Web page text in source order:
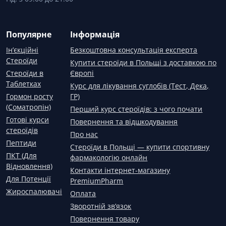
Популярне
Ін’єкційні
Стероїди
Стероїди в
Таблетках
Гормон росту
(Соматропін)
Готові курси
стероїдів
Пептиди
ПКТ (Для
Відновлення)
Для Потенції
Жироспалювачі
Інформація
Безкоштовна консультація експерта
Купити стероїди в Польщі з доставкою по
Європі
Курс для лікування суглобів (Тест, Дека,
ГР)
Перший курс стероїдів: з чого почати
Повернення та відшкодування
Про нас
Стероїди в Польщі — купити спортивну
фармакологію онлайн
Контакти інтернет-магазину
PremiumPharm
Оплата
Зворотній зв’язок
Повернення товару